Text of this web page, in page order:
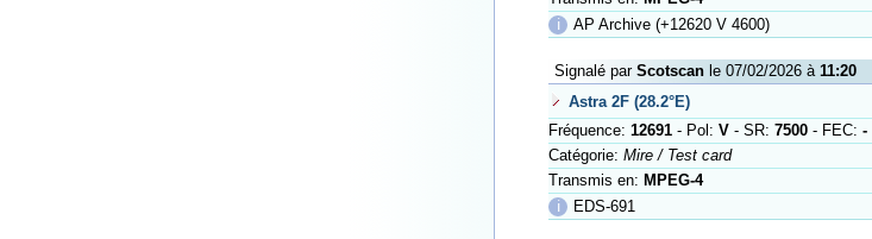
ℹ
AP Archive (+12620 V 4600)
Signalé par Scotscan le 07/02/2026 à 11:20
Astra 2F (28.2°E)
Fréquence: 12691 - Pol: V - SR: 7500 - FEC: -
Catégorie: Mire / Test card
Transmis en: MPEG-4
ℹ
EDS-691